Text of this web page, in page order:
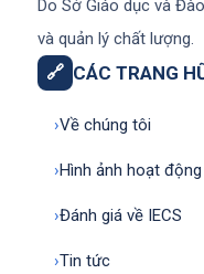
Do Sở Giáo dục và
và quản lý chất lượng.
🔗 CÁC TRANG
›Về chúng tôi
›Hình ảnh hoạt động
›Đánh giá về IECS
›Tin tức